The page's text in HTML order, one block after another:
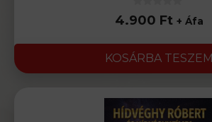
0
az
ből
4.900 Ft + Áfa
KOSÁRBA TESZEM